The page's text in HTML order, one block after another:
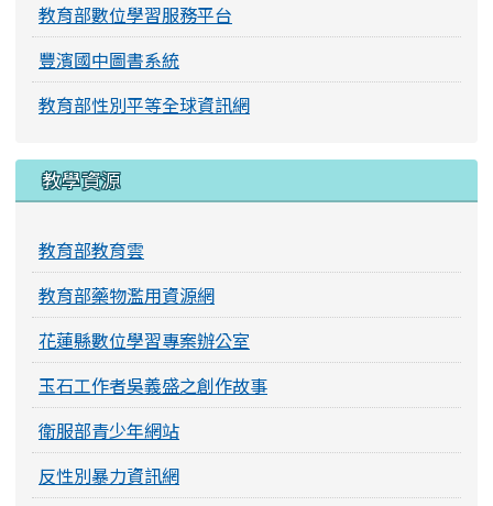
教育部數位學習服務平台
豐濱國中圖書系統
教育部性別平等全球資訊網
教學資源
教育部教育雲
教育部藥物濫用資源網
花蓮縣數位學習專案辦公室
玉石工作者吳義盛之創作故事
衛服部青少年網站
反性別暴力資訊網